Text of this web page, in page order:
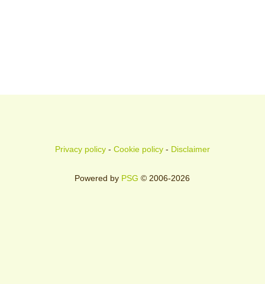
Privacy policy- Cookie policy- Disclaimer
Powered by PSG © 2006-2026